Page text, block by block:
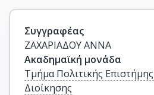
Συγγραφέας
ΖΑΧΑΡΙΑΔΟΥ ΑΝΝΑ
Ακαδημαϊκή μονάδα
Τμήμα Πολιτικής
Διοίκησης